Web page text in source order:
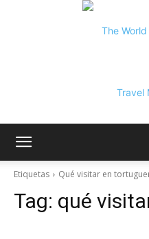
Etiquetas Qué visitar en
Tag: qué